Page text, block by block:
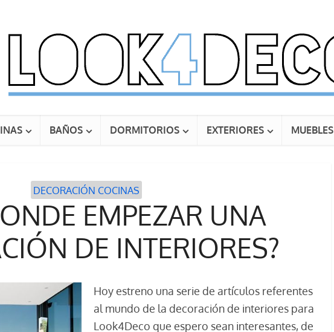
BAÑOS DORMITORIOS EXTERIORES MUEBLES
DECORACIÓN COCINAS
EMPEZAR UNA
DE INTERIORES?
Hoy estreno una serie de artículos referentes
al mundo de la decoración de interiores para
Look4Deco que espero sean interesantes, de